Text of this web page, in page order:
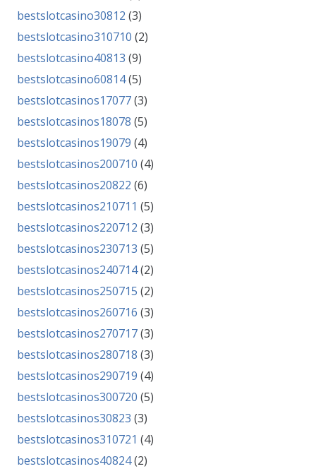
bestslotcasino30812 (3)
bestslotcasino310710 (2)
bestslotcasino40813 (9)
bestslotcasino60814(5)
bestslotcasinos17077(3)
bestslotcasinos18078 (5)
bestslotcasinos19079 (4)
bestslotcasinos200710 (4)
bestslotcasinos20822 (6)
bestslotcasinos210711 (5)
bestslotcasinos220712 (3)
bestslotcasinos230713 (5)
bestslotcasinos240714(2)
bestslotcasinos250715 (2)
bestslotcasinos260716 (3)
bestslotcasinos270717(3)
bestslotcasinos280718 (3)
bestslotcasinos290719 (4)
bestslotcasinos300720 (5)
bestslotcasinos30823 (3)
bestslotcasinos310721 (4)
bestslotcasinos40824(2)